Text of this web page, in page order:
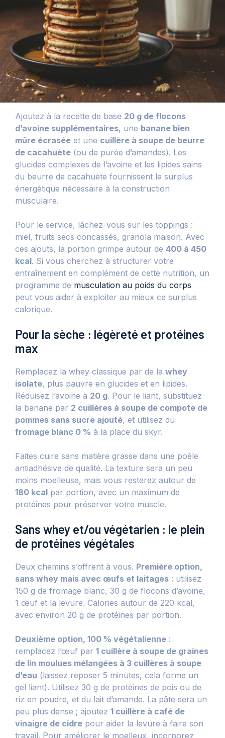
Ajoutez à la recette de base 20 g de flocons
d’avoine supplémentaires, une banane bien
mûre écrasée et une cuillère à soupe de beurre
de cacahuète (ou de purée d’amandes). Les
glucides complexes de l’avoine et les lipides sains
du beurre de cacahuète fournissent le surplus
énergétique nécessaire à la construction
musculaire.
Pour le service, lâchez-vous sur les toppings :
miel, fruits secs concassés, granola maison. Avec
ces ajouts, la portion grimpe autour de 400 à 450
kcal. Si vous cherchez à structurer votre
entraînement en complément de cette nutrition, un
programme de musculation au poids du corps
peut vous aider à exploiter au mieux ce surplus
calorique.
Pour la sèche : légèreté et protéines
max
Remplacez la whey classique par de la whey
isolate, plus pauvre en glucides et en lipides.
Réduisez l’avoine à 20 g. Pour le liant, substituez
la banane par 2 cuillères à soupe de compote de
pommes sans sucre ajouté, et utilisez du
fromage blanc 0 % à la place du skyr.
Faites cuire sans matière grasse dans une poêle
antiadhésive de qualité. La texture sera un peu
moins moelleuse, mais vous resterez autour de
180 kcal par portion, avec un maximum de
protéines pour préserver votre muscle.
Sans whey et/ou végétarien : le plein
de protéines végétales
Deux chemins s’offrent à vous. Première option,
sans whey mais avec œufs et laitages : utilisez
150 g de fromage blanc, 30 g de flocons d’avoine,
1 œuf et la levure. Calories autour de 220 kcal,
avec environ 20 g de protéines par portion.
Deuxième option, 100 % végétalienne :
remplacez l’œuf par 1 cuillère à soupe de graines
de lin moulues mélangées à 3 cuillères à soupe
d’eau (laissez reposer 5 minutes, cela forme un
gel liant). Utilisez 30 g de protéines de pois ou de
riz en poudre, et du lait d’amande. La pâte sera un
peu plus dense ; ajoutez 1 cuillère à café de
vinaigre de cidre pour aider la levure à faire son
travail. Pour améliorer le moelleux, incorporez